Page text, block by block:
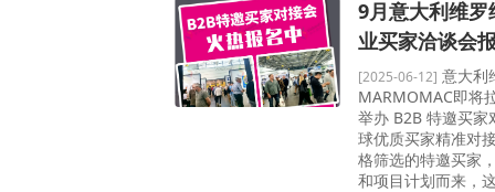
9月意大利维
业买家洽谈会
[2025-06-12] 意大利
MARMOMAC即将
举办 B2B 特邀买家
球优质买家精准对
格筛选的特邀买家
和项目计划而来，